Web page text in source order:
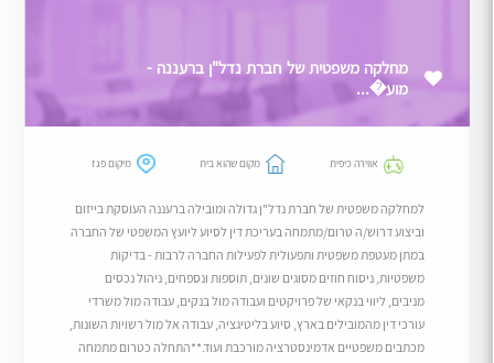
מחלקה משפטית של חברת נדל"ן ברעננה -
מוע�...
אווירה כיפית מקום שהוא בית מיקום פגז
למחלקה משפטית של חברת נדל"ן גדולה ומובילה ברעננה העוסקת בייזום
וביצוע דרוש/ה טרום/מתמחה בעריכת דין לסיוע ליועץ המשפטי של החברה
במתן מעטפת משפטית ותפעולית לפעילות החברה לרבות - בדיקות
משפטיות, ניסוח חוזים מסוגים שונים, תוספות ונספחים, ניהול נכסים
מניבים, ליווי בנקאי של פרויקטים ועבודה מול בנקים, עבודה מול משרדי
עורכי דין מהמובילים בארץ, סיוע בליטיגציה, עבודה אל מול רשויות השונות,
מכתבים משפטיים אדמינסטרציה מורכבת ועוד.**התחלה כטרום מתמחה